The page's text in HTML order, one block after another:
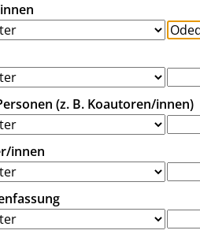
(z. B. Koautoren/innen)
innen